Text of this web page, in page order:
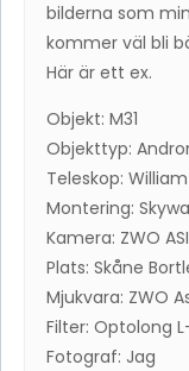
bilderna som
kommer väl bli
Här är ett ex.
Objekt: M31
Objekttyp:
Teleskop:
Montering:
Kamera: ZWO
Plats: Skåne
Mjukvara: ZWO
Filter: Optolong
Fotograf: Jag